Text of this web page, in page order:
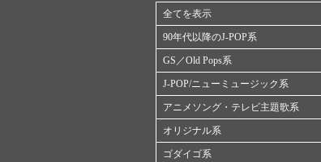
全てを表示
90年代以降のJ-POP系
GS／Old Pops系
J-POP/ニューミュージック系
アニメソング・テレビ主題歌系
オリジナル系
ゴダイゴ系